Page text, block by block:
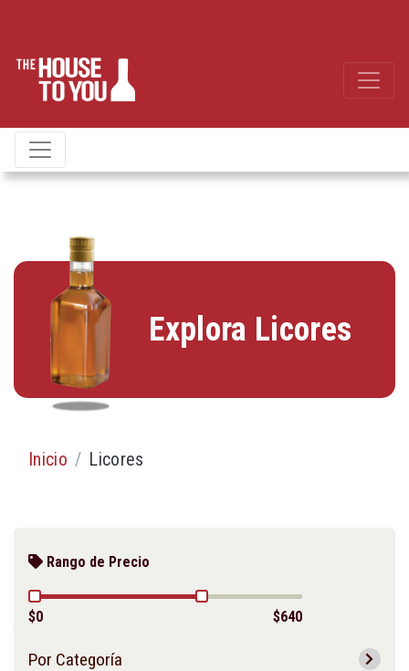
Explora Licores
Inicio Licores
Rango de Precio
$0 $640
Por Categoría